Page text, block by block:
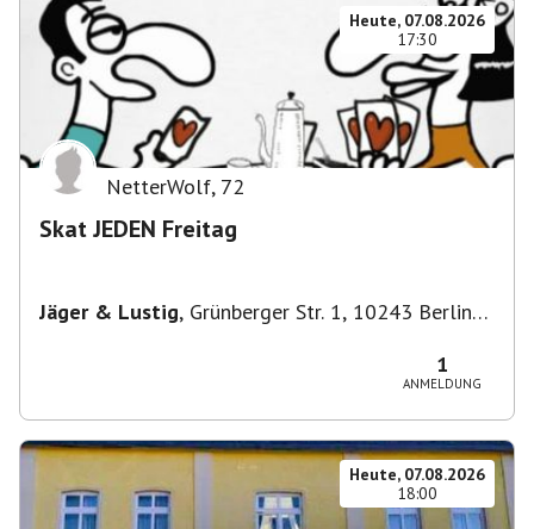
Heute, 07.08.2026
17:30
NetterWolf, 72
Skat JEDEN Freitag
Jäger & Lustig, Grünberger Str. 1, 10243 Berlin-
1
ANMELDUNG
Heute, 07.08.2026
18:00